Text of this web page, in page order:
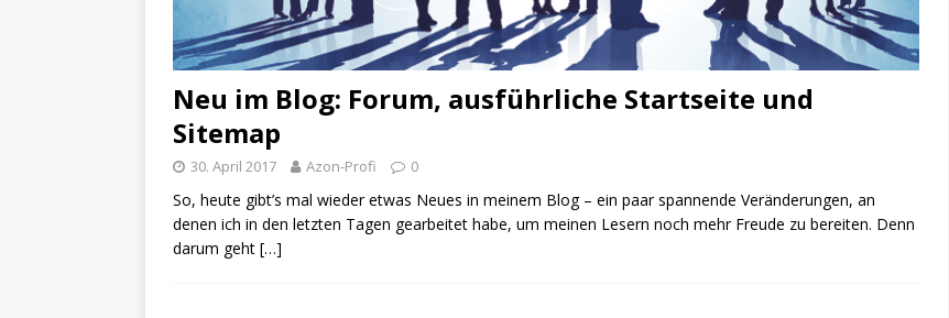
Neu im Blog: Forum, ausführliche Startseite und
Sitemap
30. April 2017 Azon-Profi 0
So, heute gibt’s mal wieder etwas Neues in meinem Blog – ein paar spannende Veränderungen, an
denen ich in den letzten Tagen gearbeitet habe, um meinen Lesern noch mehr Freude zu bereiten. Denn
darum geht […]